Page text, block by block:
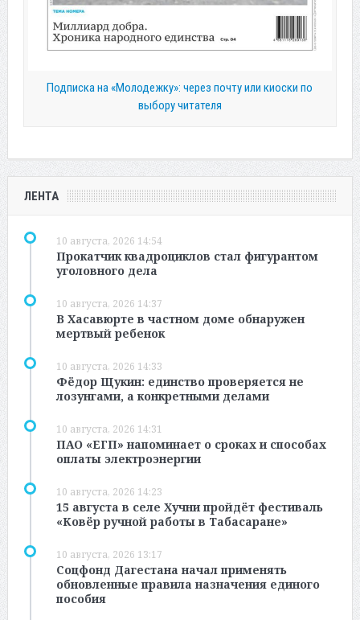
Подписка на «Молодежку»: через почту или киоски по
выбору читателя
ЛЕНТА
10 августа, 2026 14:54
Прокатчик квадроциклов стал фигурантом
уголовного дела
10 августа, 2026 14:37
В Хасавюрте в частном доме обнаружен
мертвый ребенок
10 августа, 2026 14:33
Фёдор Щукин: единство проверяется не
лозунгами, а конкретными делами
10 августа, 2026 14:31
ПАО «ЕГП» напоминает о сроках и способах
оплаты электроэнергии
10 августа, 2026 14:23
15 августа в селе Хучни пройдёт фестиваль
«Ковёр ручной работы в Табасаране»
10 августа, 2026 13:17
Соцфонд Дагестана начал применять
обновленные правила назначения единого
пособия